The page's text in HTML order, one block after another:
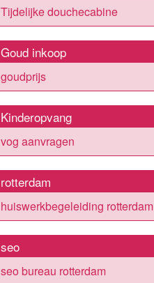
Tijdelijke douchecabine
Goud inkoop
goudprijs
Kinderopvang
vog aanvragen
rotterdam
huiswerkbegeleiding rotterdam
seo
seo bureau rotterdam